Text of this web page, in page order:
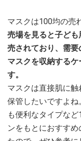
マスクは100均の売
売場を見ると子ど
売されており、需
マスクを収納する
す。
マスクは直接肌に
保管したいですよ
も便利なタイプな
ンをもとにおすす